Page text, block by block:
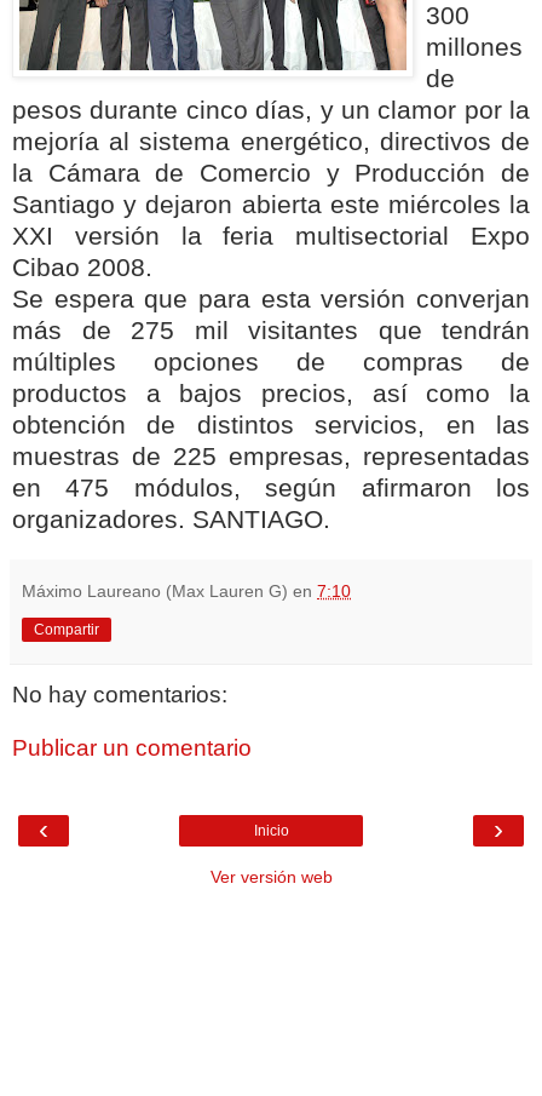
300
millones
de
pesos durante cinco días, y un clamor por la
mejoría al sistema energético, directivos de
la Cámara de Comercio y Producción de
Santiago y dejaron abierta este miércoles la
XXI versión la feria multisectorial Expo
Cibao 2008.
Se espera que para esta versión converjan
más de 275 mil visitantes que tendrán
múltiples opciones de compras de
productos a bajos precios, así como la
obtención de distintos servicios, en las
muestras de 225 empresas, representadas
en 475 módulos, según afirmaron los
organizadores. SANTIAGO.
Máximo Laureano (Max Lauren G) en 7:10
Compartir
No hay comentarios:
Publicar un comentario
‹ ›
Inicio
Ver versión web